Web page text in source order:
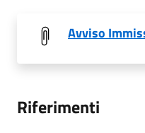
Avviso
Riferimenti